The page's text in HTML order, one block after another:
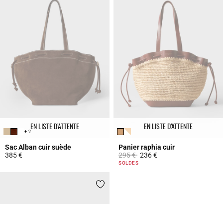
EN LISTE D’ATTENTE
+ 2
Sac Alban cuir suède
385 €
EN LISTE D’ATTENTE
Panier raphia cuir
Prix réduit à partir de
295 €à236 €
4,2 out of 5 Customer Rating
SOLDES